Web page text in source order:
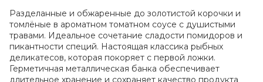
Разделанные и обжаренные до золотистой корочки и
томлёные в ароматном томатном соусе с душистыми
травами. Идеальное сочетание сладости помидоров и
пикантности специй. Настоящая классика рыбных
деликатесов, которая покоряет с первой ложки.
Герметичная металлическая банка обеспечивает
длительное хранение и сохраняет качество продукта